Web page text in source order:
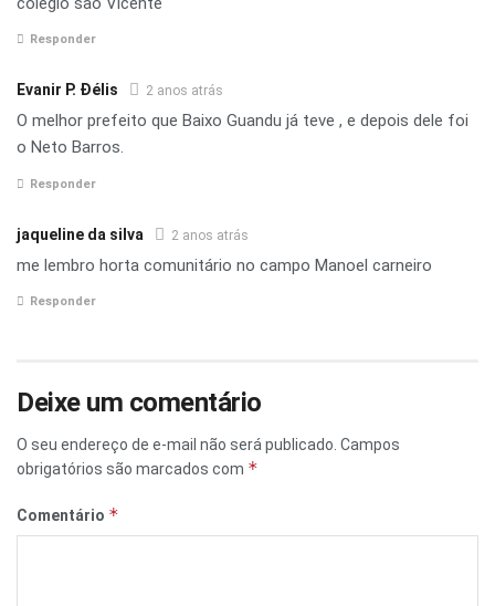
Responder
Evanir P. Ðélis 2 anos atrás
O melhor prefeito que Baixo Guandu já teve , e depois dele foi
o Neto Barros.
Responder
jaqueline da silva 2 anos atrás
me lembro horta comunitário no campo Manoel carneiro
Responder
Deixe um comentário
O seu endereço de e-mail não será publicado. Campos
obrigatórios são marcados com *
Comentário *